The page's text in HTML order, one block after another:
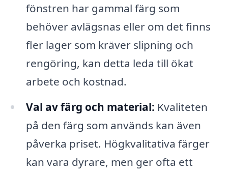
fönstren har gammal färg som
behöver avlägsnas eller om det finns
fler lager som kräver slipning och
rengöring, kan detta leda till ökat
arbete och kostnad.
Val av färg och material: Kvaliteten
på den färg som används kan även
påverka priset. Högkvalitativa färger
kan vara dyrare, men ger ofta ett